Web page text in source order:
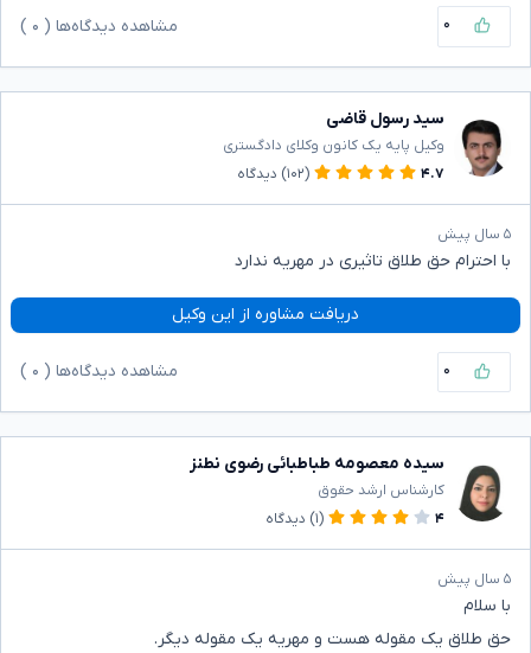
۰ مشاهده دیدگاه‌ها ( ۰
سید رسول قاضی
وکیل پایه یک کانون وکلای دادگستری
۴.۷
(۱۰۲) دیدگاه
۵ سال پیش
با احترام حق طلاق تاثیری در مهریه ندارد
دریافت مشاوره از این وکیل
۰ مشاهده دیدگاه‌ها ( ۰
سیده معصومه طباطبائی رضوی نطنز
کارشناس ارشد حقوق
۴
(۱) دیدگاه
۵ سال پیش
با سلام
حق طلاق یک مقوله هست و مهریه یک مقوله دیگر.